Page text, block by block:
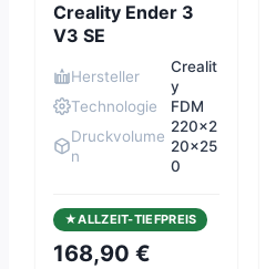
Creality Ender 3
V3 SE
Hersteller
Crealit
y
Technologie
FDM
Druckvolume
n
220x2
20x25
0
ALLZEIT-TIEFPREIS
168,90 €